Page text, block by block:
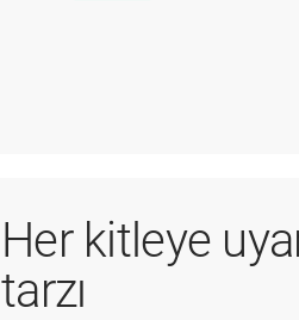
Her kitleye
tarzı